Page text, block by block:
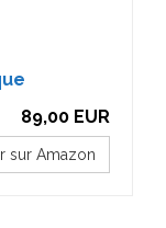
89,00 EUR
sur Amazon